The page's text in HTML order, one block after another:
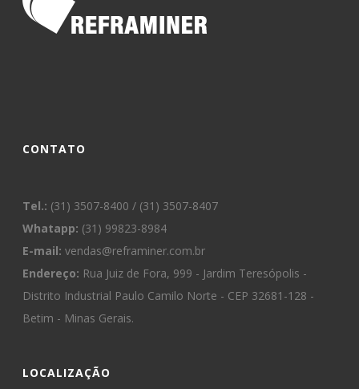
CONTATO
Tel.: (31) 3507-8400 / (31) 3507-8407
Whatapp: (31) 99823-8984
E-mail: vendas@reframiner.com.br
Endereço: Rua Juiz de Fora, 999 - Jardim Teresópolis -
Distrito Industrial Paulo Camilo Norte - CEP 32681-128 -
Betim - Minas Gerais.
LOCALIZAÇÃO